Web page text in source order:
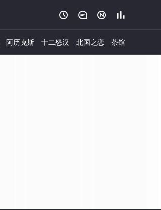
   
阿历克斯 十二怒汉 北国之恋 茶馆